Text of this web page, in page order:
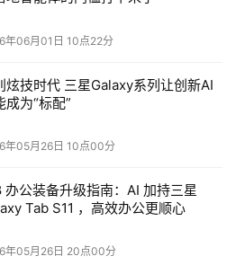
结构化数据的向量化处理能力，
间，最终服务于RAG和多模态AI
从一个备份厂商，跃升为企
个为AI提供“视野”与“语境”的智
据保护厂商获得了重新定义价值
中台”的过程中，数据访问的质量
力。而Cohesity正试图抓住这个
年06月01日 10点22分
炫技时代 三星Galaxy系列让创新AI
成为“标配”
年05月26日 10点00分
办公装备升级指南：AI 加持三星
Tab S11 ，高效办公更顺心
年05月26日 20点00分